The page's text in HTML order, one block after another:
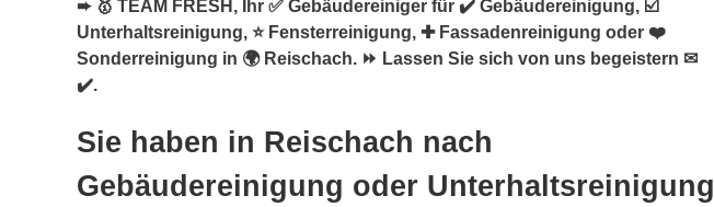
➨ 🥇 TEAM FRESH, Ihr ✅ Gebäudereiniger für ✔️ Gebäudereinigung, ☑️
Unterhaltsreinigung, ⭐ Fensterreinigung, ✚ Fassadenreinigung oder ❤️
Sonderreinigung in 🌍 Reischach. ⏩ Lassen Sie sich von uns begeistern ✉
✔️.
Sie haben in Reischach nach
Gebäudereinigung oder Unterhaltsreinigung